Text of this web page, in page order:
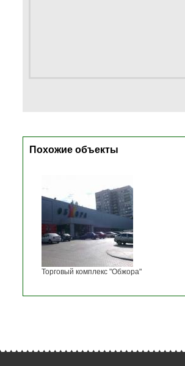
Похожие объекты
Торговый комплекс "Обжора"